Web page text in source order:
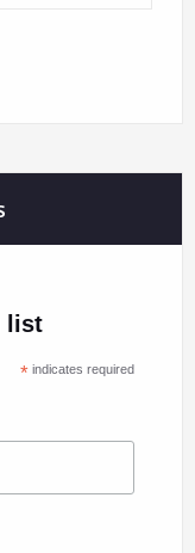
list
*indicates required